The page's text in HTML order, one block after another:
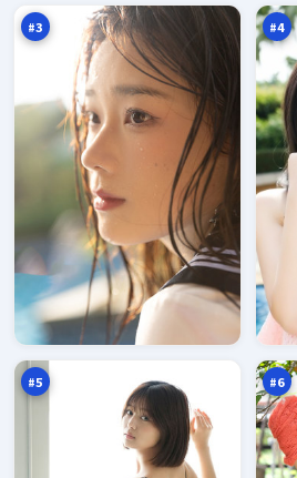
#3 #4
#5
千
面
信
97
万
#6
城
市
倒
影
97
万